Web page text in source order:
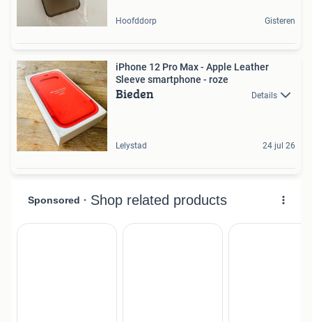
Hoofddorp Gisteren
iPhone 12 Pro Max - Apple Leather
Sleeve smartphone - roze
Bieden Details
Lelystad 24 jul 26